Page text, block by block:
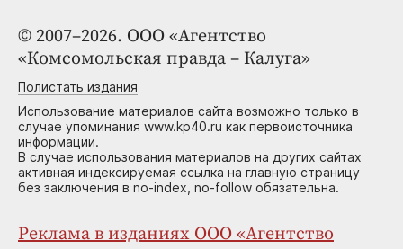
© 2007–2026. ООО «Агентство
«Комсомольская правда – Калуга»
Полистать издания
Использование материалов сайта возможно только в
случае упоминания www.kp40.ru как первоисточника
информации.
В случае использования материалов на других сайтах
активная индексируемая ссылка на главную страницу
без заключения в no-index, no-follow обязательна.
Реклама в изданиях ООО «Агентство